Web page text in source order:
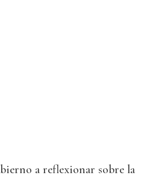
a reflexionar sobre la